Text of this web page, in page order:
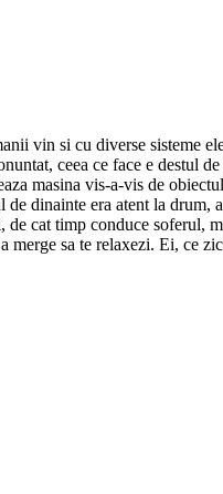
vin si cu diverse sisteme
ceea ce face e destul
masina vis-a-vis de
dinainte era atent la drum,
cat timp conduce soferul,
sa te relaxezi. Ei, ce